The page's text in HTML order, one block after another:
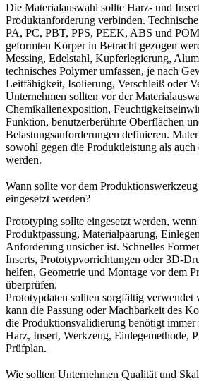
Die Materialauswahl sollte Harz- und
Produktanforderung verbinden.
PA, PC, PBT, PPS, PEEK, ABS und
geformten Körper in Betracht gezogen
Messing, Edelstahl, Kupferlegierung,
technisches Polymer umfassen, je nach
Leitfähigkeit, Isolierung, Verschleiß oder
Unternehmen sollten vor der
Chemikalienexposition,
Funktion, benutzerberührte Oberflächen
Belastungsanforderungen definieren.
sowohl gegen die Produktleistung als
werden.
Wann sollte vor dem
eingesetzt werden?
Prototyping sollte eingesetzt werden,
Produktpassung, Materialpaarung,
Anforderung unsicher ist. Schnelles
Inserts, Prototypvorrichtungen oder3D-
helfen, Geometrie und Montage vor dem
überprüfen.
Prototypdaten sollten sorgfältig verwendet
kann die Passung oder Machbarkeit des
die Produktionsvalidierung benötigt immer
Harz, Insert, Werkzeug, Einlegemethode,
Prüfplan.
Wie sollten Unternehmen Qualität und